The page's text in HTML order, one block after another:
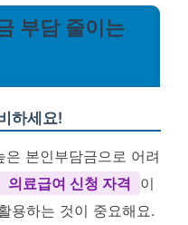
부담 줄이는
하세요!
본인부담금으로 어려
의료급여 신청 자격
이
용하는 것이 중요해요.